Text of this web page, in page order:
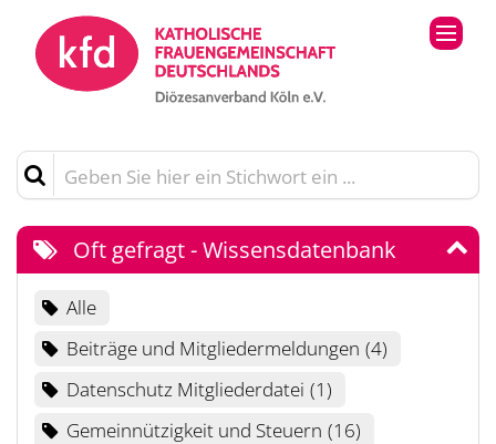
Zum Inhalt springen
Geben Sie hier ein Stichwort ein ...
Oft gefragt - Wissensdatenbank
Alle
Beiträge und Mitgliedermeldungen 4
Datenschutz Mitgliederdatei 1
Gemeinnützigkeit und Steuern 16